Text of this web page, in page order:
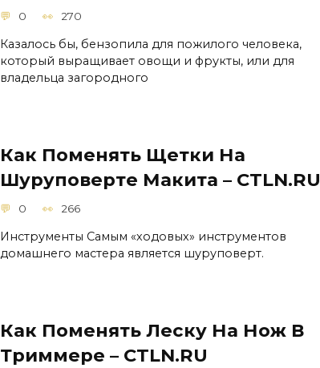
0 270
Казалось бы, бензопила для пожилого человека,
который выращивает овощи и фрукты, или для
владельца загородного
Как Поменять Щетки На
Шуруповерте Макита – CTLN.RU
0 266
Инструменты Самым «ходовых» инструментов
домашнего мастера является шуруповерт.
Как Поменять Леску На Нож В
Триммере – CTLN.RU